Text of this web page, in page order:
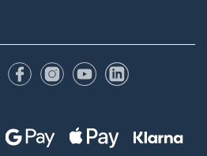
FacebookInstagram
YouTubeLinkedIn